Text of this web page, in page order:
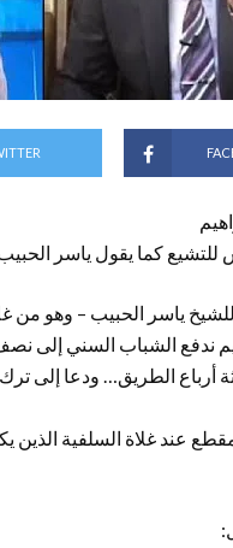
للتشيع كما يقول ياسر
ياسر الحبيب – وهو من
ندفع الشباب السني إلى
أرباع الطريق… ودعا إلى
عند غلاة السلفية